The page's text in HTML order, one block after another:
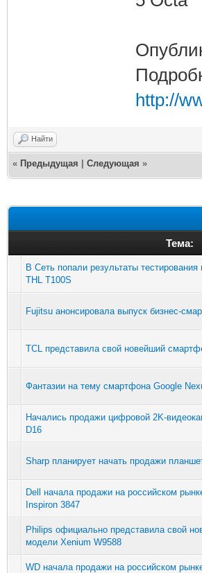
http://
Найти
« Предыдущая Следующая »
Тема:
В Сеть попали результаты
THL T100S
Fujitsu анонсировала выпуск бизнес-
TCL представила свой новейший
Фантазии на тему смартфона Google
Начались продажи цифровой 2K-
D16
Sharp планирует начать продажи
Dell начала продажи на российском
Inspiron 3847
Philips официально представила свой
модели Xenium W9588
WD начала продажи на российском